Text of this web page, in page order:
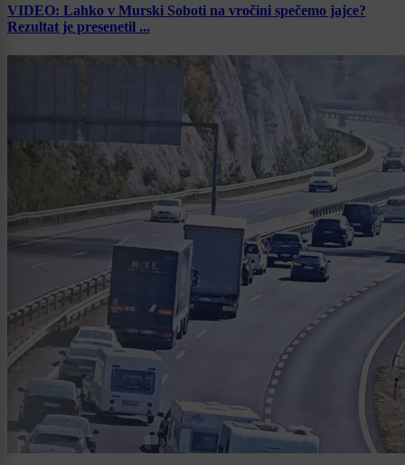
VIDEO: Lahko v Murski Soboti na vročini spečemo jajce?
Rezultat je presenetil ...